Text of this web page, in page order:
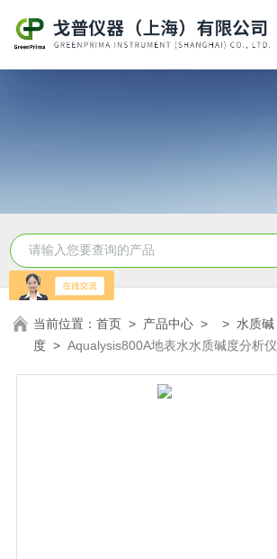
当前位置：首页 > 产品中心 > > 水质碱
度 >Aqualysis800A地表水水质碱度分析仪